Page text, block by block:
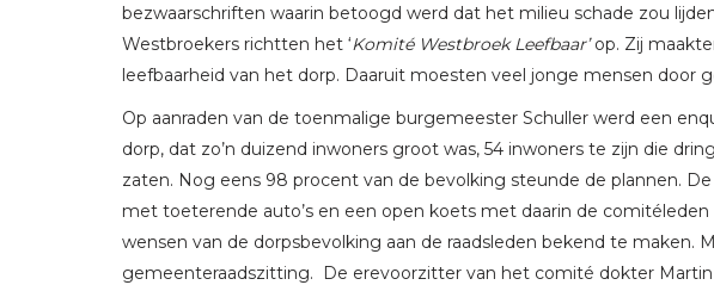
bezwaarschriften waarin betoogd werd dat het milieu schade zou
Westbroekers richtten het ‘Komité Westbroek Leefbaar’op. Zij
leefbaarheid van het dorp. Daaruit moesten veel jonge mensen door
Op aanraden van de toenmalige burgemeester Schuller werd een
dorp, dat zo’n duizend inwoners groot was, 54 inwoners te zijn die
zaten. Nog eens 98 procent van de bevolking steunde de plannen.
met toeterende auto’s en een open koets met daarin de
wensen van de dorpsbevolking aan de raadsleden bekend te maken.
gemeenteraadszitting. De erevoorzitter van het comité dokter Martin